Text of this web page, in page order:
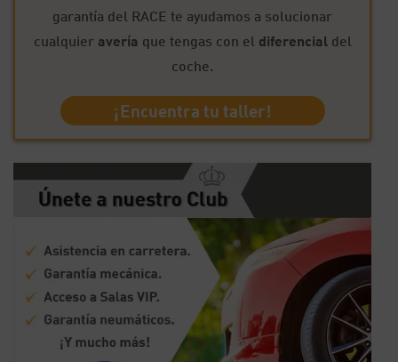
garantía del RACE te ayudamos a solucionar
cualquier avería que tengas con el diferencialdel
coche.
¡Encuentra tu taller!